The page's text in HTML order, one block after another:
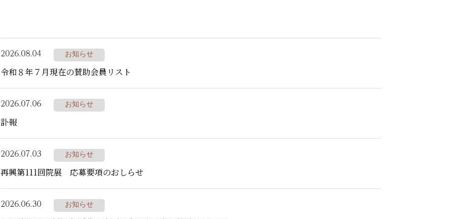
2026.08.04
お知らせ
令和８年７月現在の賛助会員リスト
2026.07.06
お知らせ
訃報
2026.07.03
お知らせ
再興第111回院展 応募要項のおしらせ
2026.06.30
お知らせ